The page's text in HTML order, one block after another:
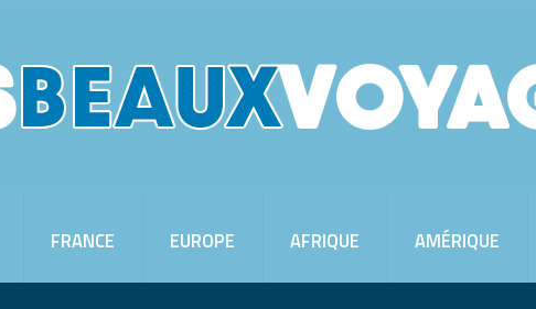
FRANCE EUROPE AFRIQUE AMÉRIQUE